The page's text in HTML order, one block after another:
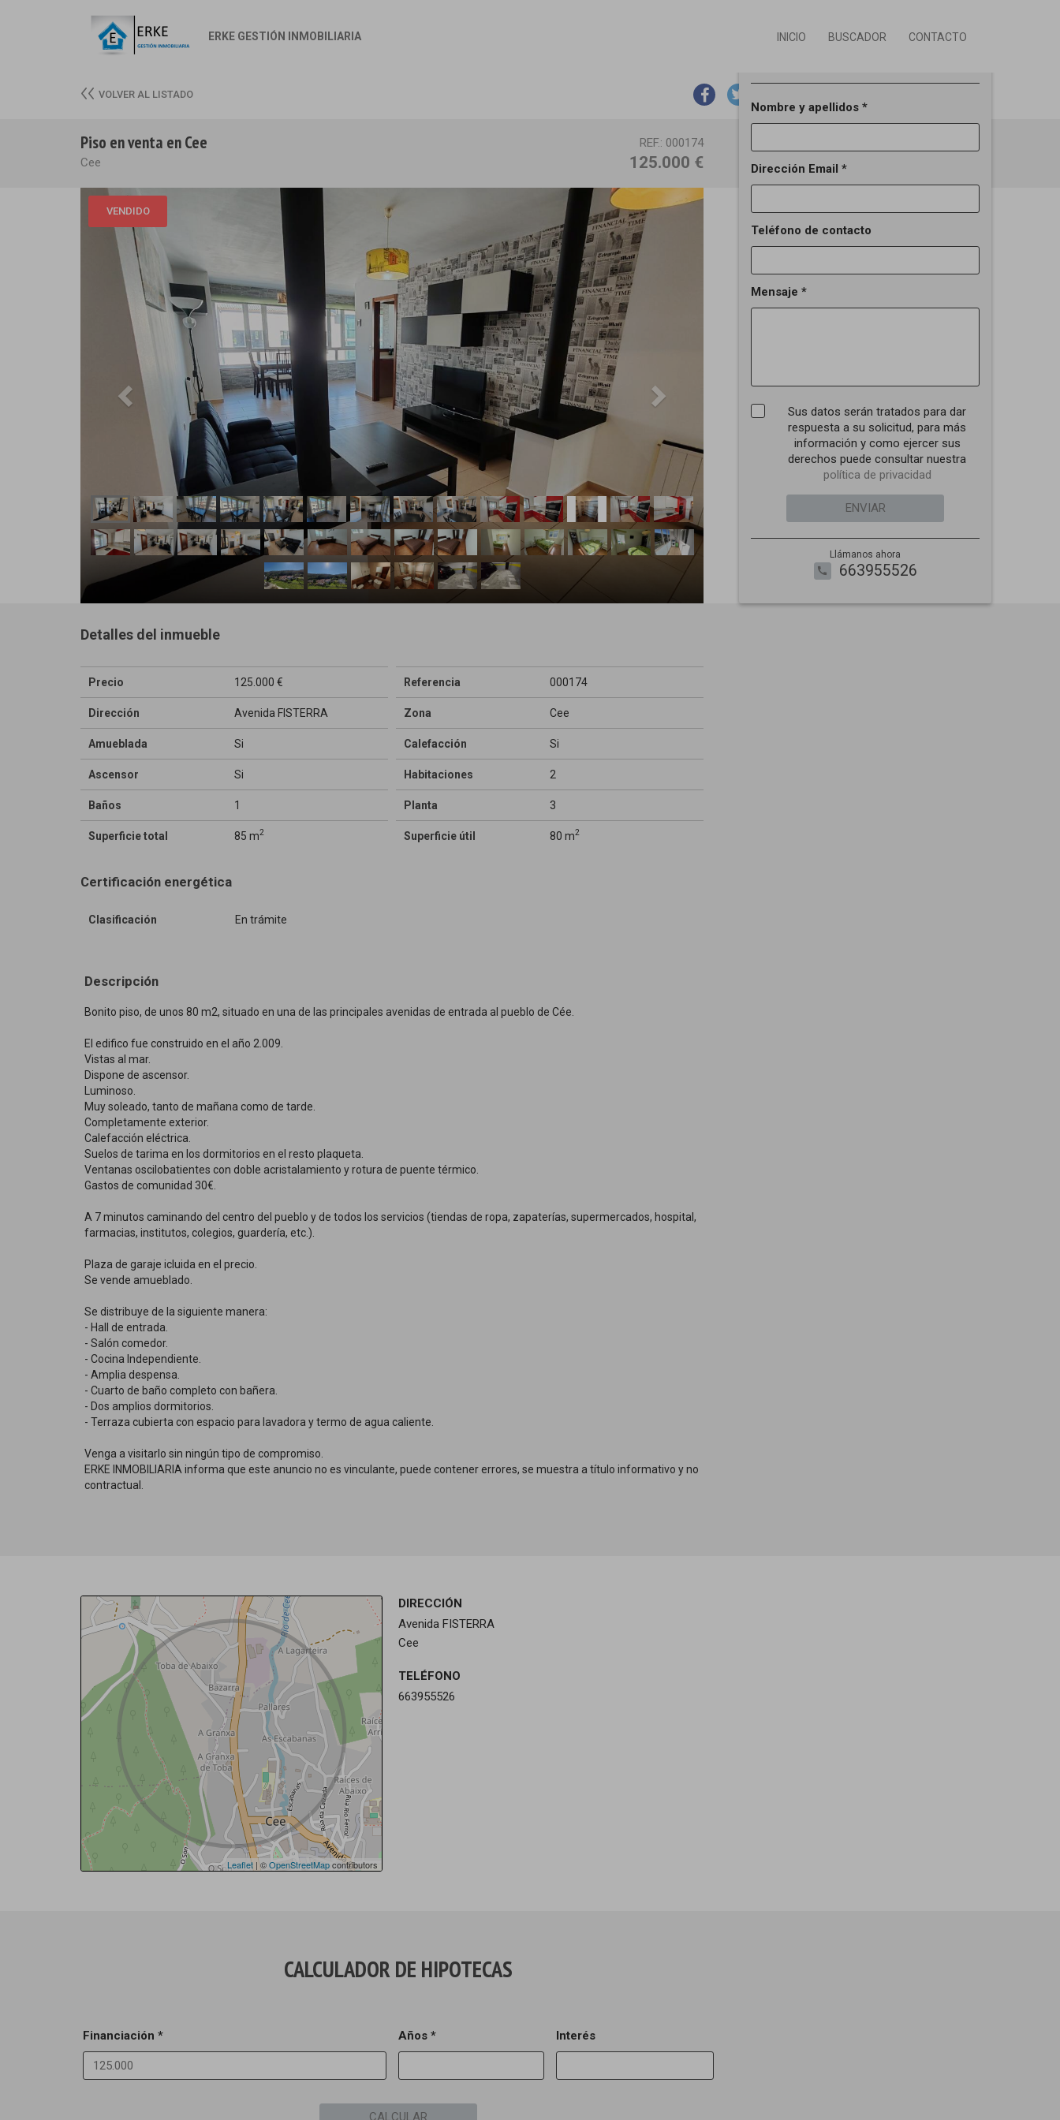
ERKE GESTIÓN INMOBILIARIA INICIO BUSCADOR CONTACTO
VOLVER AL LISTADO
Nombre y apellidos *
Dirección Email *
Teléfono de contacto
Mensaje *
Sus datos serán tratados para dar
respuesta a su solicitud, para más
información y como ejercer sus
derechos puede consultar nuestra
política de privacidad
ENVIAR
Llámanos ahora
call 663955526
Piso en venta en Cee
Cee
REF.: 000174
125.000 €
VENDIDO
Detalles del inmueble
Precio 125.000 € Referencia 000174
Dirección Avenida FISTERRA Zona Cee
Amueblada Si Calefacción Si
Ascensor Si Habitaciones 2
Baños 1 Planta 3
Superficie total 85 m2 Superficie útil 80 m2
Certificación energética
Clasificación En trámite
Descripción
Bonito piso, de unos 80 m2, situado en una de las principales avenidas de entrada al pueblo de Cée.
El edifico fue construido en el año 2.009.
Vistas al mar.
Dispone de ascensor.
Luminoso.
Muy soleado, tanto de mañana como de tarde.
Completamente exterior.
Calefacción eléctrica.
Suelos de tarima en los dormitorios en el resto plaqueta.
Ventanas oscilobatientes con doble acristalamiento y rotura de puente térmico.
Gastos de comunidad 30€.
A 7 minutos caminando del centro del pueblo y de todos los servicios (tiendas de ropa, zapaterías, supermercados, hospital,
farmacias, institutos, colegios, guardería, etc.).
Plaza de garaje icluida en el precio.
Se vende amueblado.
Se distribuye de la siguiente manera:
- Hall de entrada.
- Salón comedor.
- Cocina Independiente.
- Amplia despensa.
- Cuarto de baño completo con bañera.
- Dos amplios dormitorios.
- Terraza cubierta con espacio para lavadora y termo de agua caliente.
Venga a visitarlo sin ningún tipo de compromiso.
ERKE INMOBILIARIA informa que este anuncio no es vinculante, puede contener errores, se muestra a título informativo y no
contractual.
Leaflet| ©OpenStreetMapcontributors
DIRECCIÓN
Avenida FISTERRA
Cee
TELÉFONO
663955526
CALCULADOR DE HIPOTECAS
Financiación * Años * Interés
CALCULAR